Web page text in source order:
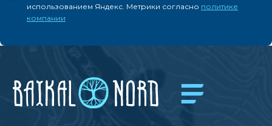
использованием Яндекс. Метрики согласно политике
компании